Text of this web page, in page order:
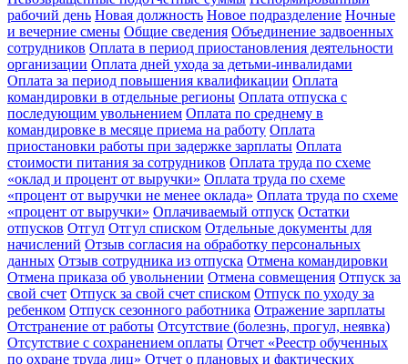
рабочий день Новая должность Новое подразделение Ночные
и вечерние смены Общие сведения Объединение задвоенных
сотрудников Оплата в период приостановления деятельности
организации Оплата дней ухода за детьми-инвалидами
Оплата за период повышения квалификации Оплата
командировки в отдельные регионы Оплата отпуска с
последующим увольнением Оплата по среднему в
командировке в месяце приема на работу Оплата
приостановки работы при задержке зарплаты Оплата
стоимости питания за сотрудников Оплата труда по схеме
«оклад и процент от выручки» Оплата труда по схеме
«процент от выручки не менее оклада» Оплата труда по схеме
«процент от выручки» Оплачиваемый отпуск Остатки
отпусков Отгул Отгул списком Отдельные документы для
начислений Отзыв согласия на обработку персональных
данных Отзыв сотрудника из отпуска Отмена командировки
Отмена приказа об увольнении Отмена совмещения Отпуск за
свой счет Отпуск за свой счет списком Отпуск по уходу за
ребенком Отпуск сезонного работника Отражение зарплаты
Отстранение от работы Отсутствие (болезнь, прогул, неявка)
Отсутствие с сохранением оплаты Отчет «Реестр обученных
по охране труда лиц» Отчет о плановых и фактических